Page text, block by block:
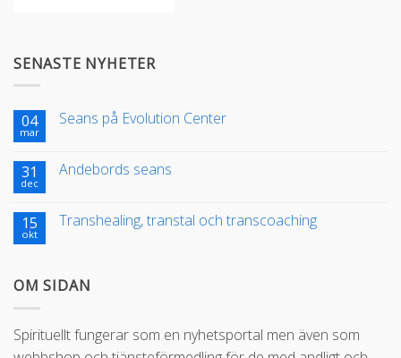
SENASTE NYHETER
04
mar
Seans på Evolution Center
31
dec
Andebords seans
15
okt
Transhealing, transtal och transcoaching
OM SIDAN
Spirituellt fungerar som en nyhetsportal men även som